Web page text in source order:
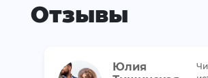
Отзывы
Юлия